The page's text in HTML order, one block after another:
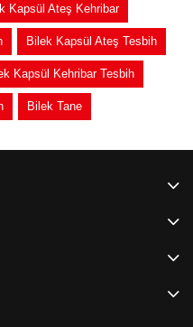
Kapsül Ateş Kehribar
Bilek Kapsül Ateş Tesbih
Kapsül Kehribar Tesbih
Bilek Tane